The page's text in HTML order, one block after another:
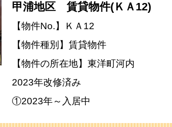
甲浦地区 賃貸物件(ＫＡ12)
【物件No.】ＫＡ12
【物件種別】賃貸物件
【物件の所在地】東洋町河内
2023年改修済み
①2023年～入居中